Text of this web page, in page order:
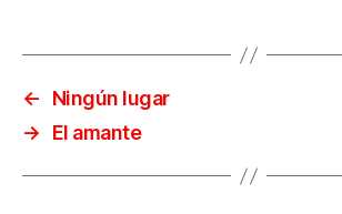
←
Ningún lugar
→
El amante